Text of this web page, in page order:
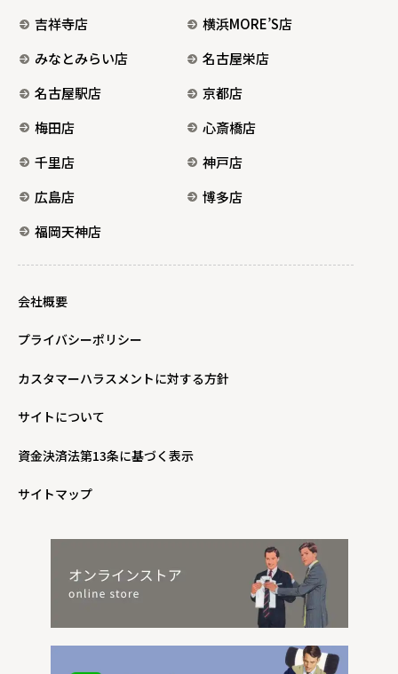
吉祥寺店
横浜MORE’S店
みなとみらい店
名古屋栄店
名古屋駅店
京都店
梅田店
心斎橋店
千里店
神戸店
広島店
博多店
福岡天神店
会社概要
プライバシーポリシー
カスタマーハラスメントに対する方針
サイトについて
資金決済法第13条に基づく表示
サイトマップ